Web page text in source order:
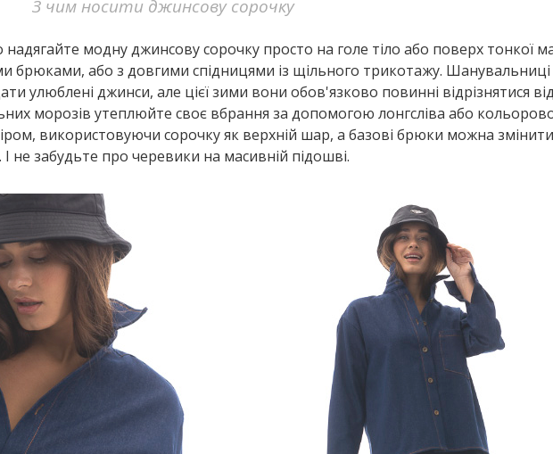
З чим носити джинсову сорочку
модну джинсову сорочку просто на голе тіло або поверх тонкої
брюками, або з довгими спідницями із щільного трикотажу.
улюблені джинси, але цієї зими вони обов'язково повинні відрізнятися
морозів утеплюйте своє вбрання за допомогою лонгсліва або
використовуючи сорочку як верхній шар, а базові брюки можна
не забудьте про черевики на масивній підошві.